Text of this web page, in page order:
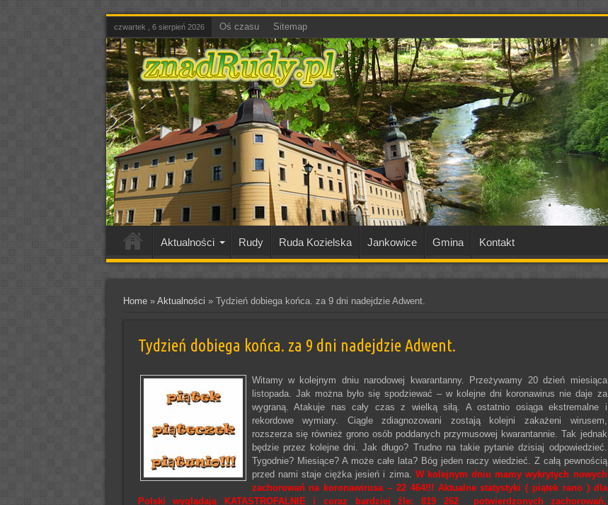
czwartek , 6 sierpień 2026 Oś czasu Sitemap
Aktualności Rudy Ruda Kozielska Jankowice Gmina Kontakt
Home» Aktualności » Tydzień dobiega końca. za 9 dni nadejdzie Adwent.
Tydzień dobiega końca. za 9 dni nadejdzie Adwent.
Witamy w kolejnym dniu narodowej kwarantanny. Przeżywamy 20 dzień miesiąca
listopada. Jak można było się spodziewać – w kolejne dni koronawirus nie daje za
wygraną. Atakuje nas cały czas z wielką siłą. A ostatnio osiąga ekstremalne i
rekordowe wymiary. Ciągle zdiagnozowani zostają kolejni zakażeni wirusem,
rozszerza się również grono osób poddanych przymusowej kwarantannie. Tak jednak
będzie przez kolejne dni. Jak długo? Trudno na takie pytanie dzisiaj odpowiedzieć.
Tygodnie? Miesiące? A może całe lata? Bóg jeden raczy wiedzieć. Z całą pewnością
przed nami staje ciężka jesień i zima. W kolejnym dniu mamy wykrytych nowych
zachorowań na koronawirusa – 22 464!!! Aktualne statystyki ( piątek rano ) dla
Polski wyglądają KATASTROFALNIE i coraz bardziej źle: 819 262 potwierdzonych zachorowań,